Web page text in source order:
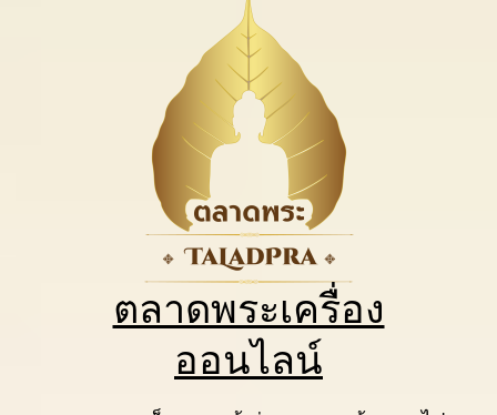
ตลาดพระเครื่อง
ออนไลน์